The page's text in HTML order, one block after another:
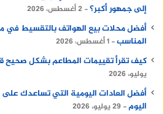
إلى جمهور أكبر؟ 2 أغسطس، 2026
أفضل محلات بيع الهواتف بالتقسيط في
المناسب 1 أغسطس، 2026
كيف تقرأ تقييمات المطاعم بشكل صحيح
يوليو، 2026
أفضل العادات اليومية التي تساعدك
اليوم
29 يوليو، 2026